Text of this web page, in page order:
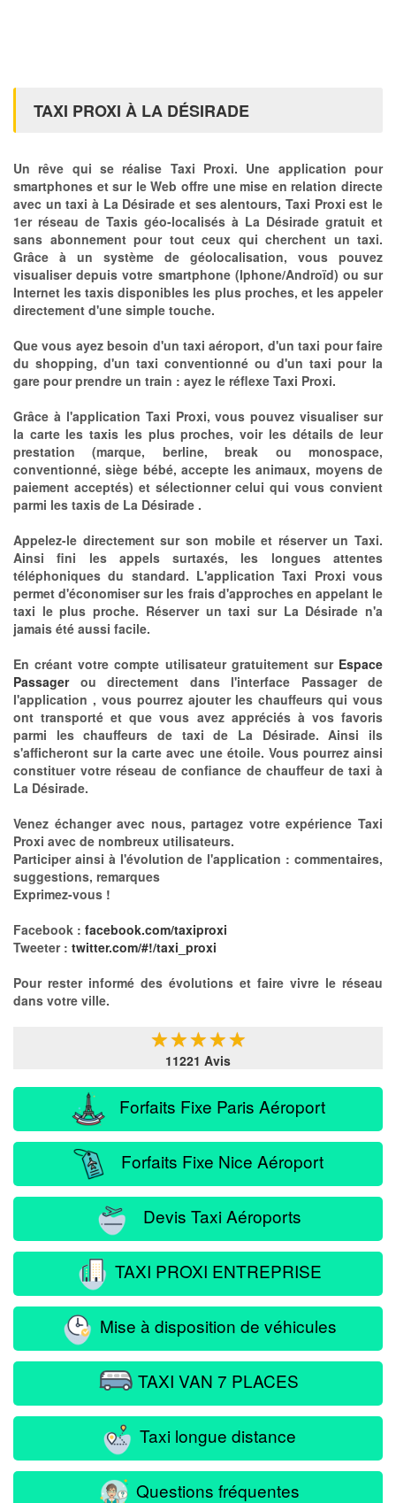
TAXI PROXI À LA DÉSIRADE
Un rêve qui se réalise Taxi Proxi. Une application pour
smartphones et sur le Web offre une mise en relation directe
avec un taxi à La Désirade et ses alentours, Taxi Proxi est le
1er réseau de Taxis géo-localisés à La Désirade gratuit et
sans abonnement pour tout ceux qui cherchent un taxi.
Grâce à un système de géolocalisation, vous pouvez
visualiser depuis votre smartphone (Iphone/Androïd) ou sur
Internet les taxis disponibles les plus proches, et les appeler
directement d'une simple touche.
Que vous ayez besoin d'un taxi aéroport, d'un taxi pour faire
du shopping, d'un taxi conventionné ou d'un taxi pour la
gare pour prendre un train : ayez le réflexe Taxi Proxi.
Grâce à l'application Taxi Proxi, vous pouvez visualiser sur
la carte les taxis les plus proches, voir les détails de leur
prestation (marque, berline, break ou monospace,
conventionné, siège bébé, accepte les animaux, moyens de
paiement acceptés) et sélectionner celui qui vous convient
parmi les taxis de La Désirade .
Appelez-le directement sur son mobile et réserver un Taxi.
Ainsi fini les appels surtaxés, les longues attentes
téléphoniques du standard. L'application Taxi Proxi vous
permet d'économiser sur les frais d'approches en appelant le
taxi le plus proche. Réserver un taxi sur La Désirade n'a
jamais été aussi facile.
En créant votre compte utilisateur gratuitement sur Espace
Passager ou directement dans l'interface Passager de
l'application , vous pourrez ajouter les chauffeurs qui vous
ont transporté et que vous avez appréciés à vos favoris
parmi les chauffeurs de taxi de La Désirade. Ainsi ils
s'afficheront sur la carte avec une étoile. Vous pourrez ainsi
constituer votre réseau de confiance de chauffeur de taxi à
La Désirade.
Venez échanger avec nous, partagez votre expérience Taxi
Proxi avec de nombreux utilisateurs.
Participer ainsi à l'évolution de l'application : commentaires,
suggestions, remarques
Exprimez-vous !
Facebook : facebook.com/taxiproxi
Tweeter : twitter.com/#!/taxi_proxi
Pour rester informé des évolutions et faire vivre le réseau
dans votre ville.
★★★★★
11221 Avis
Forfaits Fixe Paris Aéroport
Forfaits Fixe Nice Aéroport
Devis Taxi Aéroports
TAXI PROXI ENTREPRISE
Mise à disposition de véhicules
TAXI VAN 7 PLACES
Taxi longue distance
Questions fréquentes